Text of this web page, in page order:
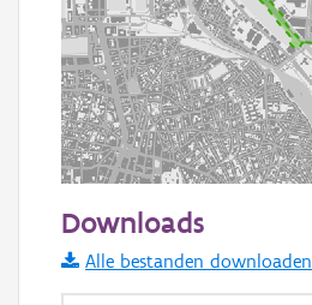
Informatie Vlaanderen
i
Downloads
Alle bestanden downloaden